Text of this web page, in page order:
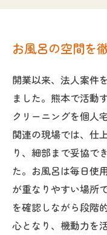
お風呂の空間を
開業以来、法人案件
ました。熊本で活動
クリーニングを個人
関連の現場では、仕
り、細部まで妥協で
た。お風呂は毎日使
が重なりやすい場所
を確認しながら段階
心となり、機動力を